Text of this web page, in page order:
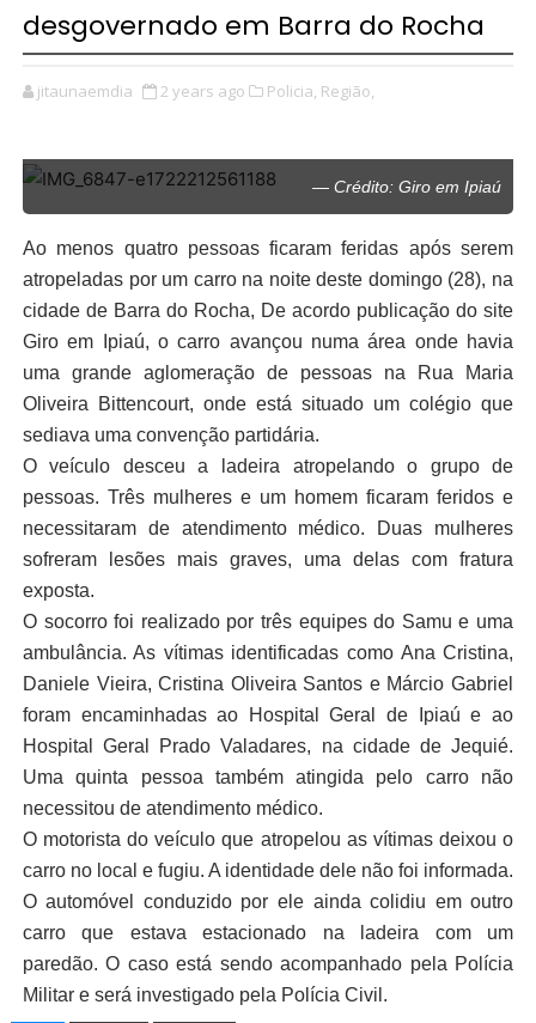
desgovernado em Barra do Rocha
jitaunaemdia 2 years ago Policia, Região,
— Crédito: Giro em Ipiaú
Ao menos quatro pessoas ficaram feridas após serem
atropeladas por um carro na noite deste domingo (28), na
cidade de Barra do Rocha, De acordo publicação do site
Giro em Ipiaú, o carro avançou numa área onde havia
uma grande aglomeração de pessoas na Rua Maria
Oliveira Bittencourt, onde está situado um colégio que
sediava uma convenção partidária.
O veículo desceu a ladeira atropelando o grupo de
pessoas. Três mulheres e um homem ficaram feridos e
necessitaram de atendimento médico. Duas mulheres
sofreram lesões mais graves, uma delas com fratura
exposta.
O socorro foi realizado por três equipes do Samu e uma
ambulância. As vítimas identificadas como Ana Cristina,
Daniele Vieira, Cristina Oliveira Santos e Márcio Gabriel
foram encaminhadas ao Hospital Geral de Ipiaú e ao
Hospital Geral Prado Valadares, na cidade de Jequié.
Uma quinta pessoa também atingida pelo carro não
necessitou de atendimento médico.
O motorista do veículo que atropelou as vítimas deixou o
carro no local e fugiu. A identidade dele não foi informada.
O automóvel conduzido por ele ainda colidiu em outro
carro que estava estacionado na ladeira com um
paredão. O caso está sendo acompanhado pela Polícia
Militar e será investigado pela Polícia Civil.